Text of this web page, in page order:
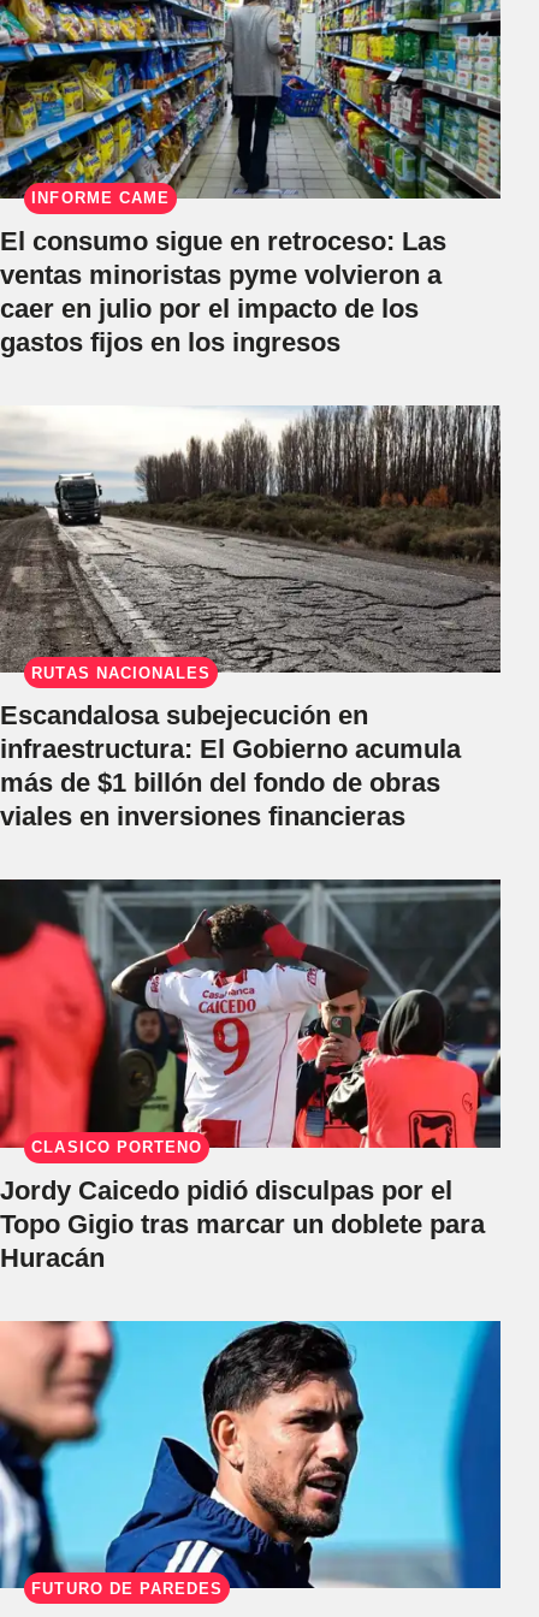
INFORME CAME
El consumo sigue en retroceso: Las
ventas minoristas pyme volvieron a
caer en julio por el impacto de los
gastos fijos en los ingresos
RUTAS NACIONALES
Escandalosa subejecución en
infraestructura: El Gobierno acumula
más de $1 billón del fondo de obras
viales en inversiones financieras
CLÁSICO PORTEÑO
Jordy Caicedo pidió disculpas por el
Topo Gigio tras marcar un doblete para
Huracán
FUTURO DE PAREDES